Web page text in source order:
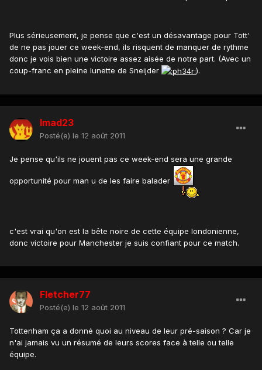
Plus sérieusement, je pense que c'est un désavantage pour Tott'
de ne pas jouer ce week-end, ils risquent de manquer de rythme
donc je vois bien une victoire assez aisée de notre part. (Avec un
coup-franc en pleine lunette de Sneijder
).
Imad23
Posté(e) le 12 août 2011
Je pense qu'ils ne jouent pas ce week-end sera une grande
opportunité pour man u de les faire balader
c'est vrai qu'on est la bête noire de cette équipe londonienne,
donc victoire pour Manchester je suis confiant pour ce match.
Fletcher77
Posté(e) le 12 août 2011
Tottenham ça a donné quoi au niveau de leur pré-saison ? Car je
n'ai jamais vu un résumé de leurs scores face à telle ou telle
équipe.